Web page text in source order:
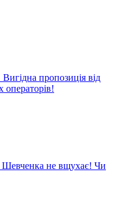
пропозиція від
операторів!
Шевченка не вщухає! Чи